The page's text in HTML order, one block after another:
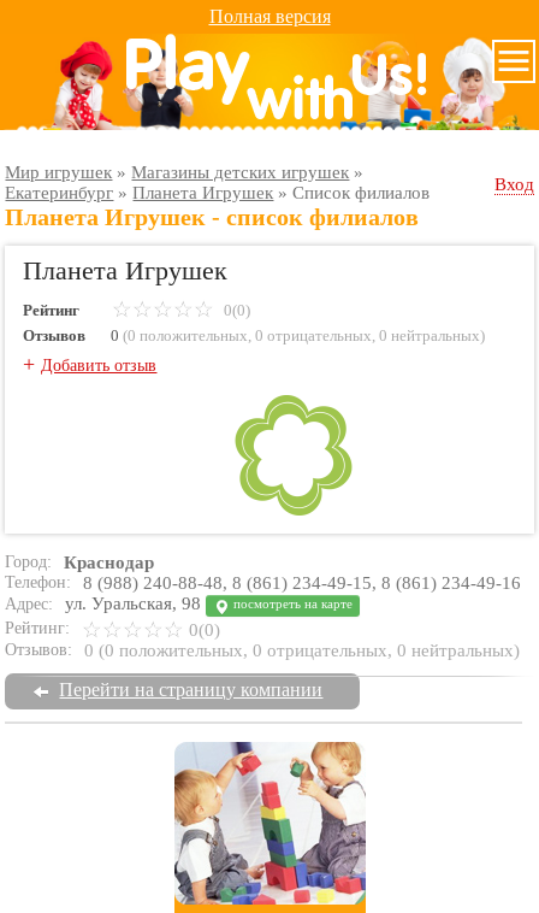
Полная версия
Мир игрушек »Магазины детских игрушек »
Екатеринбург »Планета Игрушек »Cписок филиалов Вход
Планета Игрушек - список филиалов
Планета Игрушек
Рейтинг
0(0)
Отзывов
0 (0 положительных,0 отрицательных,0 нейтральных)
+Добавить отзыв
Город: Краснодар
Телефон: 8 (988) 240-88-48, 8 (861) 234-49-15, 8 (861) 234-49-16
Адрес: ул. Уральская, 98 посмотреть на карте
Рейтинг: 0(0)
Отзывов: 0 (0 положительных,0 отрицательных,0 нейтральных)
Перейти на страницу компании